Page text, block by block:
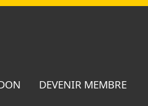
DEVENIR MEMBRE